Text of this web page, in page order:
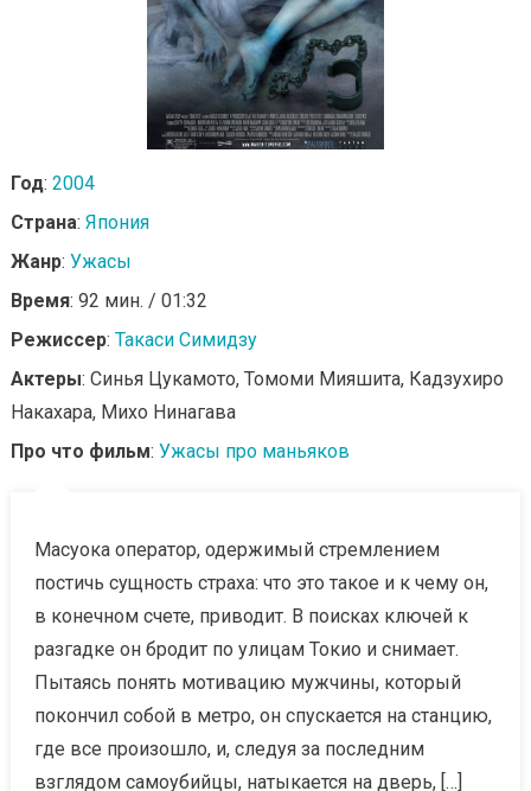
Год: 2004
Страна: Япония
Жанр: Ужасы
Время: 92 мин. / 01:32
Режиссер: Такаси Симидзу
Актеры: Синья Цукамото, Томоми Мияшита, Кадзухиро
Накахара, Михо Нинагава
Про что фильм: Ужасы про маньяков
Масуока оператор, одержимый стремлением
постичь сущность страха: что это такое и к чему он,
в конечном счете, приводит. В поисках ключей к
разгадке он бродит по улицам Токио и снимает.
Пытаясь понять мотивацию мужчины, который
покончил собой в метро, он спускается на станцию,
где все произошло, и, следуя за последним
взглядом самоубийцы, натыкается на дверь, […]